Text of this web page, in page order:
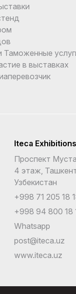
Таможенные
в выставках
Iteca Exhibitions
Проспект
4 этаж,
Узбекистан
+998 71 205 18
+998 94 800 18
Whatsapp
post@iteca.uz
www.iteca.uz